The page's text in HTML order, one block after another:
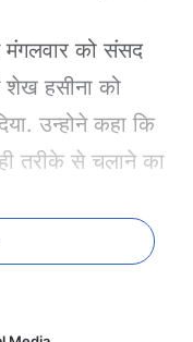
मंगलवार को संसद
शेख हसीना को
उन्होने कहा कि
तरीके से चलाने का
में तख्तापलट के एक
विरोधी प्रदर्शन